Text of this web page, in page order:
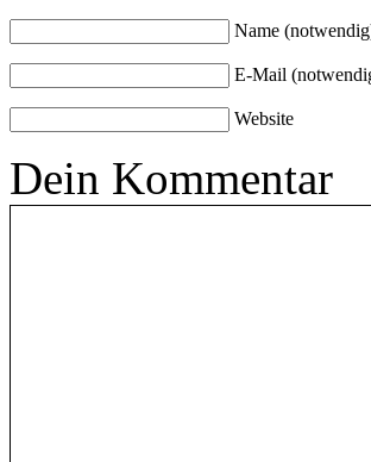
Name
E-Mail
Website
Dein Kommentar